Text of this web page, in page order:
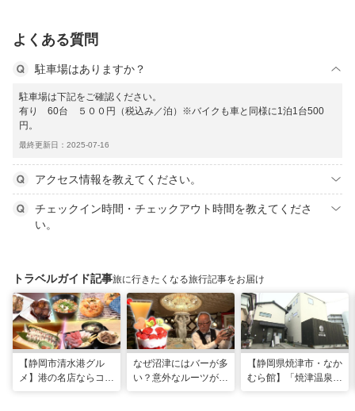
よくある質問
駐車場はありますか？
駐車場は下記をご確認ください。
有り 60台 ５００円（税込み／泊）※バイクも車と同様に1泊1台500
円。
最終更新日：2025-07-16
アクセス情報を教えてください。
チェックイン時間・チェックアウト時間を教えてくださ
い。
トラベルガイド記事旅に行きたくなる旅行記事をお届け
【静岡市清水港グル
メ】港の名店ならコ
なぜ沼津にはバーが多
い？意外なルーツがわ
【静岡県焼津市・なか
むら館】「焼津温泉」